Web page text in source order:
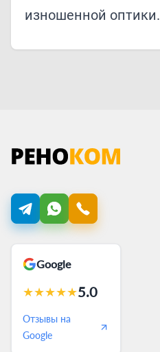
изношенной оптики.
Google
★★★★★5.0
Отзывы на
Google